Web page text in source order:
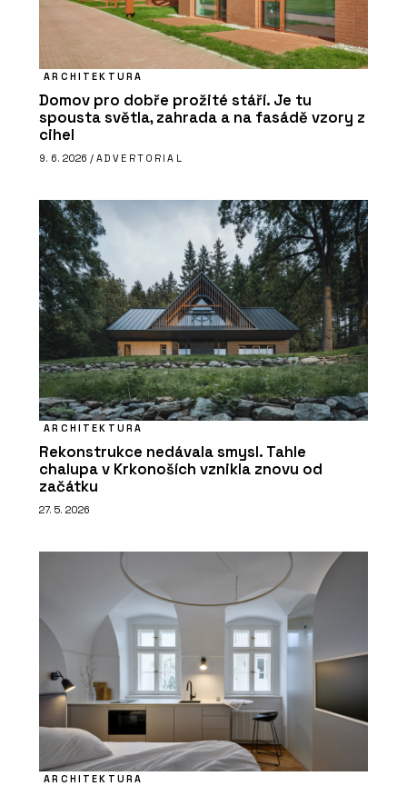
ARCHITEKTURA
Domov pro dobře prožité stáří. Je tu
spousta světla, zahrada a na fasádě vzory z
cihel
9. 6. 2026 / ADVERTORIAL
ARCHITEKTURA
Rekonstrukce nedávala smysl. Tahle
chalupa v Krkonoších vznikla znovu od
začátku
27. 5. 2026
ARCHITEKTURA